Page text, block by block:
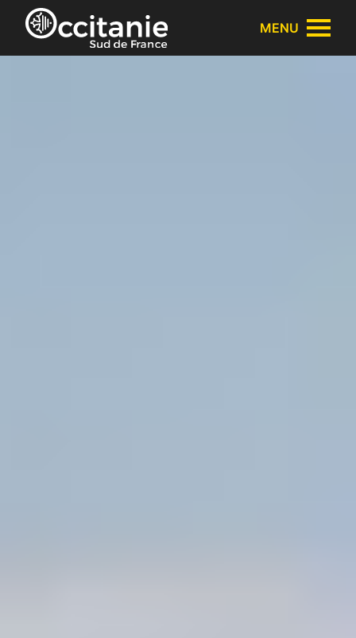
Panneau de gestion des cookies
MENU